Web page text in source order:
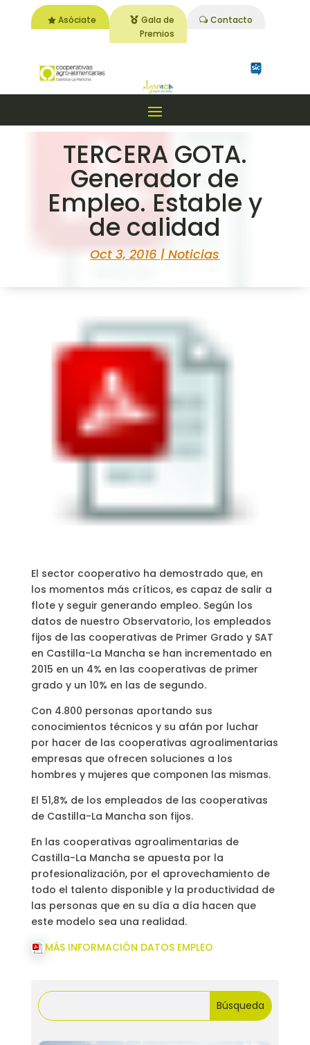
Asóciate
Gala de
Premios
Contacto
TERCERA GOTA.
Generador de
Empleo. Estable y
de calidad
Oct 3, 2016 |Noticias
El sector cooperativo ha demostrado que, en
los momentos más críticos, es capaz de salir a
flote y seguir generando empleo. Según los
datos de nuestro Observatorio, los empleados
fijos de las cooperativas de Primer Grado y SAT
en Castilla-La Mancha se han incrementado en
2015 en un 4% en las cooperativas de primer
grado y un 10% en las de segundo.
Con 4.800 personas aportando sus
conocimientos técnicos y su afán por luchar
por hacer de las cooperativas agroalimentarias
empresas que ofrecen soluciones a los
hombres y mujeres que componen las mismas.
El 51,8% de los empleados de las cooperativas
de Castilla-La Mancha son fijos.
En las cooperativas agroalimentarias de
Castilla-La Mancha se apuesta por la
profesionalización, por el aprovechamiento de
todo el talento disponible y la productividad de
las personas que en su día a día hacen que
este modelo sea una realidad.
MÁS INFORMACIÓN DATOS EMPLEO